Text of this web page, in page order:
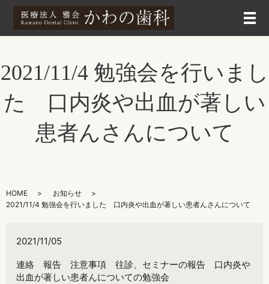
メ
2021/11/4 勉強会を行いまし
た 口内炎や出血が著しい
患者んさんについて
HOME
お知らせ
2021/11/4 勉強会を行いました 口内炎や出血が著しい患者んさんについて
2021/11/05
連絡 報告 注意事項 往診、セミナーの報告 口内炎や
出血が著しい患者んについての勉強会